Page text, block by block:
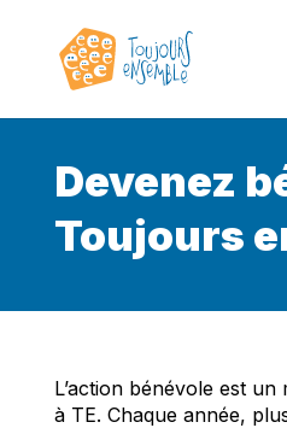
Devenez
Toujours
​L’action bénévole est
à TE. Chaque année,